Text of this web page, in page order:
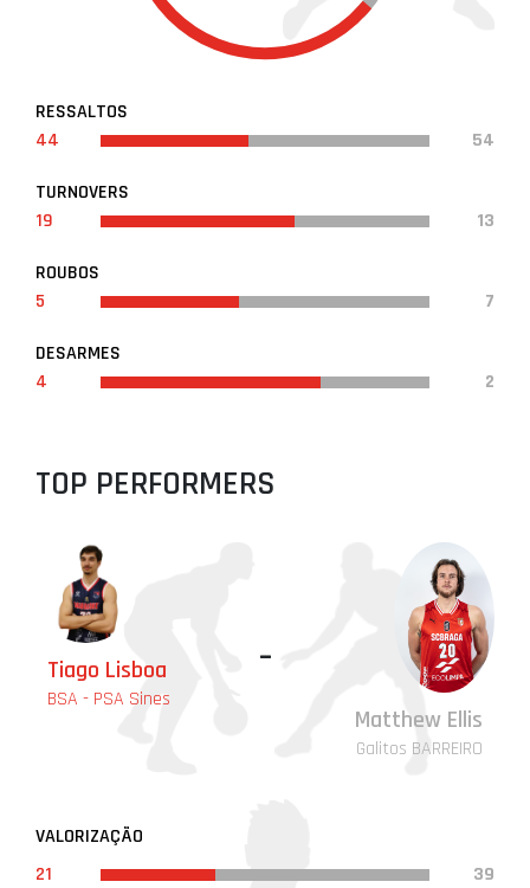
RESSALTOS
44
54
TURNOVERS
19
13
ROUBOS
5
7
DESARMES
4
2
TOP PERFORMERS
Tiago Lisboa
BSA - PSA Sines
-
Matthew Ellis
Galitos BARREIRO
VALORIZAÇÃO
21
39